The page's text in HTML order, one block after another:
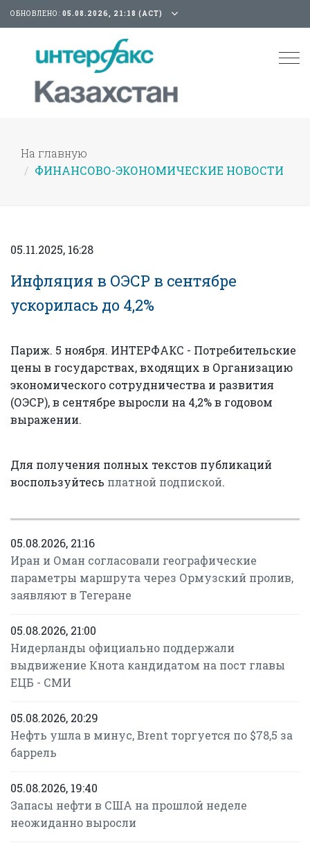
ОБНОВЛЕНО: 05.08.2026, 21:18 (АСТ)
На главную
ФИНАНСОВО-ЭКОНОМИЧЕСКИЕ НОВОСТИ
05.11.2025, 16:28
Инфляция в ОЭСР в сентябре
ускорилась до 4,2%
Париж. 5 ноября. ИНТЕРФАКС - Потребительские
цены в государствах, входящих в Организацию
экономического сотрудничества и развития
(ОЭСР), в сентябре выросли на 4,2% в годовом
выражении.
Для получения полных текстов публикаций
воспользуйтесь платной подпиской.
05.08.2026, 21:16
Иран и Оман согласовали географические
параметры маршрута через Ормузский пролив,
заявляют в Тегеране
05.08.2026, 21:00
Нидерланды официально поддержали
выдвижение Кнота кандидатом на пост главы
ЕЦБ - СМИ
05.08.2026, 20:29
Нефть ушла в минус, Brent торгуется по $78,5 за
баррель
05.08.2026, 19:40
Запасы нефти в США на прошлой неделе
неожиданно выросли